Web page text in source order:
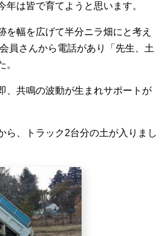
年は皆で育てようと思います。
を幅を広げて半分ニラ畑にと考え
員さんから電話があり「先生、土
。
、共鳴の波動が生まれサポートが
ら、トラック2台分の土が入りまし